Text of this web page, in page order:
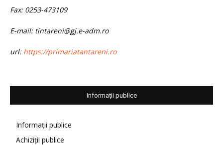
Fax: 0253-473109
E-mail: tintareni@gj.e-adm.ro
url: https://primariatantareni.ro
Informații publice
Informații publice
Achiziții publice